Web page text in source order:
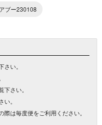
ブー230108
さい。
下さい。
い。
は毎度便をご利用ください。